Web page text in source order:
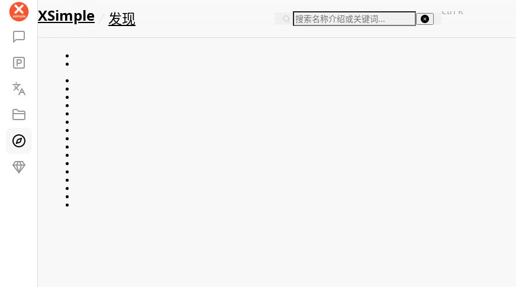
XSimple 发现 Ctrl K